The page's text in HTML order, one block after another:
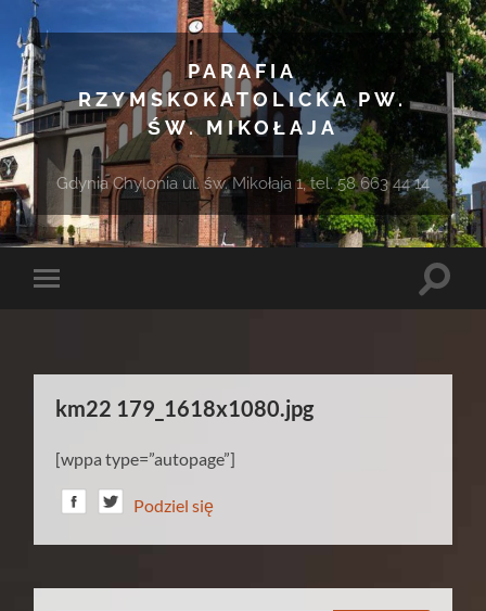
PARAFIA
RZYMSKOKATOLICKA PW.
ŚW. MIKOŁAJA
Gdynia Chylonia ul. św. Mikołaja 1, tel. 58 663 44 14
Toggle
Toggle
km22 179_1618x1080.jpg
[wppa type=”autopage”]
Podziel się